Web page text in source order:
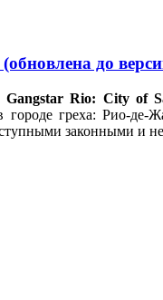
до
GangstarRio: City of
греха: Рио-
законными и